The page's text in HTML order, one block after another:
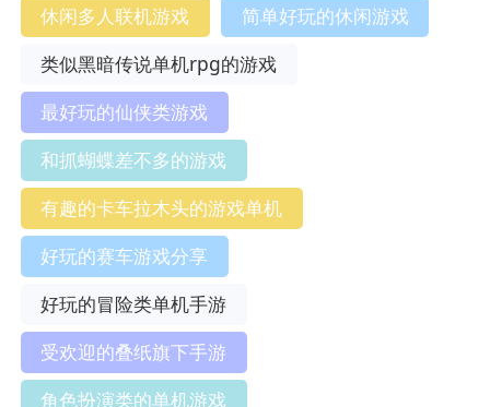
休闲多人联机游戏
简单好玩的休闲游戏
类似黑暗传说单机rpg的游戏
最好玩的仙侠类游戏
和抓蝴蝶差不多的游戏
有趣的卡车拉木头的游戏单机
好玩的赛车游戏分享
好玩的冒险类单机手游
受欢迎的叠纸旗下手游
角色扮演类的单机游戏